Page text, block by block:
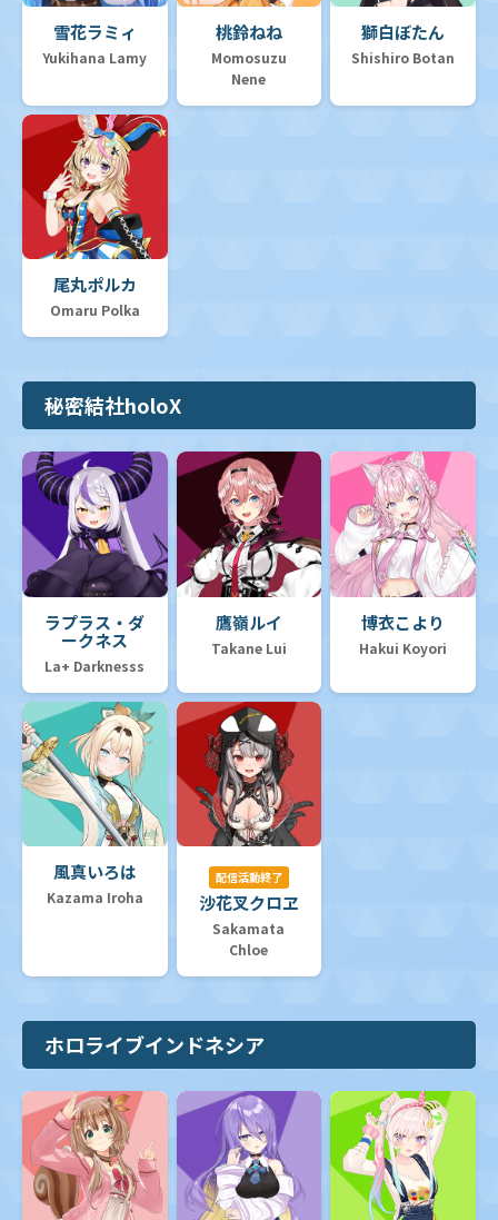
雪花ラミィ
Yukihana Lamy
桃鈴ねね
Momosuzu
Nene
獅白ぼたん
Shishiro Botan
尾丸ポルカ
Omaru Polka
秘密結社holoX
ラプラス・ダ
ークネス
La+ Darknesss
鷹嶺ルイ
Takane Lui
博衣こより
Hakui Koyori
風真いろは
Kazama Iroha
配信活動終了
沙花叉クロヱ
Sakamata
Chloe
ホロライブインドネシア